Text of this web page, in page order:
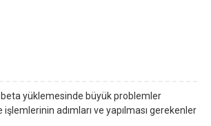
yüklemesinde büyük problemler
adımları ve yapılması gerekenler